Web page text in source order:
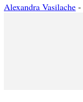
Alexandra Vasilache -